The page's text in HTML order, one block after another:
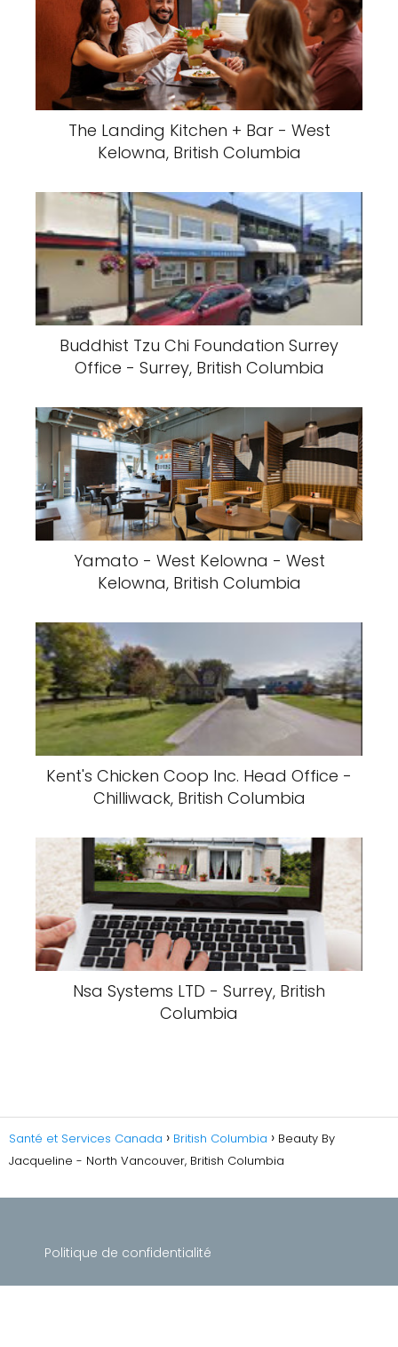
The Landing Kitchen + Bar - West
Kelowna, British Columbia
Buddhist Tzu Chi Foundation Surrey
Office - Surrey, British Columbia
Yamato - West Kelowna - West
Kelowna, British Columbia
Kent's Chicken Coop Inc. Head Office -
Chilliwack, British Columbia
Nsa Systems LTD - Surrey, British
Columbia
Santé et Services Canada British Columbia
Beauty By
Jacqueline - North Vancouver, British Columbia
Politique de confidentialité